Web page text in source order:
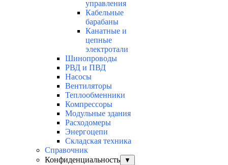
управления
Кабельные
барабаны
Канатные и
цепные
электротали
Шинопроводы
РВД и ПВД
Насосы
Вентиляторы
Теплообменники
Компрессоры
Модульные здания
Расходомеры
Энергоцепи
Складская техника
Справочник
Конфиденциальность
▼